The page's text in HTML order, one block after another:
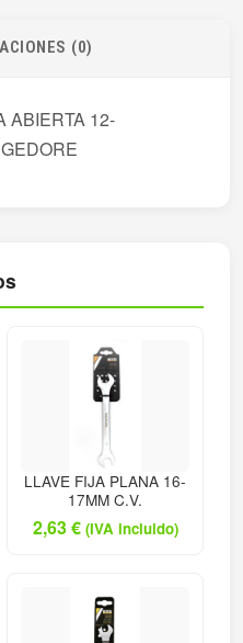
(0)
ABIERTA 12-
LLAVE FIJA PLANA 16-
17MM C.V.
2,63€ (IVA incluido)